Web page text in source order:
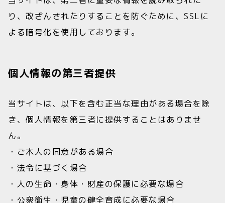
り、改ざんされたりすることを防ぐために、SSLに
よる暗号化を使用しております。
個人情報の第三者提供
当サイトは、以下を含む正当な理由がある場合を除
き、個人情報を第三者に提供することはありませ
ん。
・ご本人の同意がある場合
・法令に基づく場合
・人の生命・身体・財産の保護に必要な場合
・公衆衛生・児童の健全育成に必要な場合